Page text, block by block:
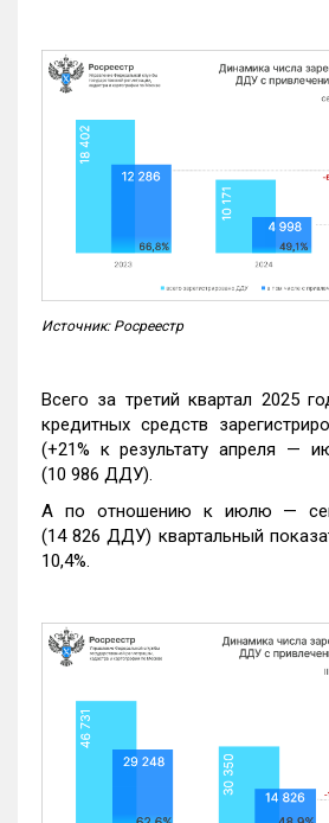
Источник: Росреестр
Всего за третий квартал 2025
кредитных средств
(+21% к результату апреля —
(10 986 ДДУ).
А по отношению к июлю —
(14 826 ДДУ) квартальный
10,4%.